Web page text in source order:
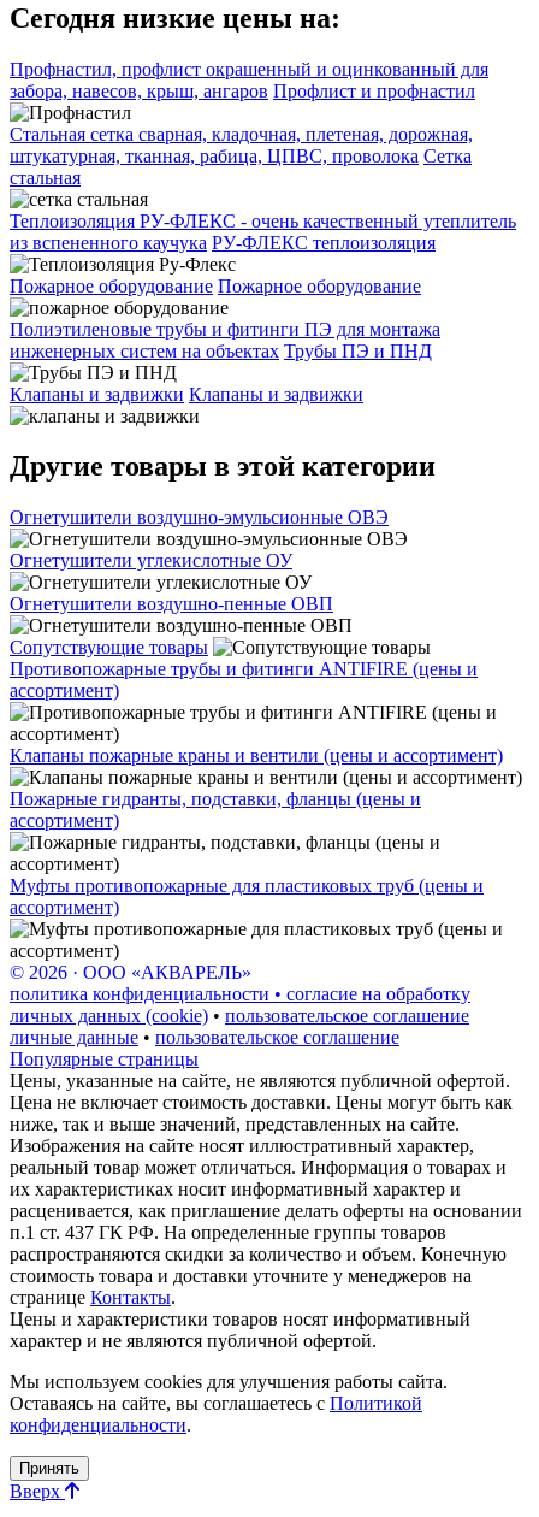
Сегодня низкие цены на:
Профнастил, профлист окрашенный и оцинкованный для
забора, навесов, крыш, ангаров Профлист и профнастил
Стальная сетка сварная, кладочная, плетеная, дорожная,
штукатурная, тканная, рабица, ЦПВС, проволока Сетка
стальная
Теплоизоляция РУ-ФЛЕКС - очень качественный утеплитель
из вспененного каучука РУ-ФЛЕКС теплоизоляция
Пожарное оборудование Пожарное оборудование
Полиэтиленовые трубы и фитинги ПЭ для монтажа
инженерных систем на объектах Трубы ПЭ и ПНД
Клапаны и задвижки Клапаны и задвижки
Другие товары в этой категории
Огнетушители воздушно-эмульсионные ОВЭ
Огнетушители углекислотные ОУ
Огнетушители воздушно-пенные ОВП
Сопутствующие товары
Противопожарные трубы и фитинги ANTIFIRE (цены и
ассортимент)
Клапаны пожарные краны и вентили (цены и ассортимент)
Пожарные гидранты, подставки, фланцы (цены и
ассортимент)
Муфты противопожарные для пластиковых труб (цены и
ассортимент)
© 2026 · ООО «АКВАРЕЛЬ»
политика конфиденциальности • согласие на обработку
личных данных (cookie) • пользовательское соглашение
личные данные • пользовательское соглашение
Популярные страницы
Цены, указанные на сайте, не являются публичной офертой.
Цена не включает стоимость доставки. Цены могут быть как
ниже, так и выше значений, представленных на сайте.
Изображения на сайте носят иллюстративный характер,
реальный товар может отличаться. Информация о товарах и
их характеристиках носит информативный характер и
расценивается, как приглашение делать оферты на основании
п.1 ст. 437 ГК РФ. На определенные группы товаров
распространяются скидки за количество и объем. Конечную
стоимость товара и доставки уточните у менеджеров на
странице Контакты.
Цены и характеристики товаров носят информативный
характер и не являются публичной офертой.
Мы используем cookies для улучшения работы сайта.
Оставаясь на сайте, вы соглашаетесь с Политикой
конфиденциальности.
Принять
Вверх